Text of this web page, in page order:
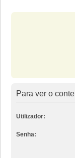
Para ver o
Utilizador:
Senha: